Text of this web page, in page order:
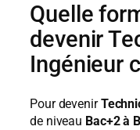
Quelle
devenir
Ingénieur
Pour devenir
de niveau Bac+2 à